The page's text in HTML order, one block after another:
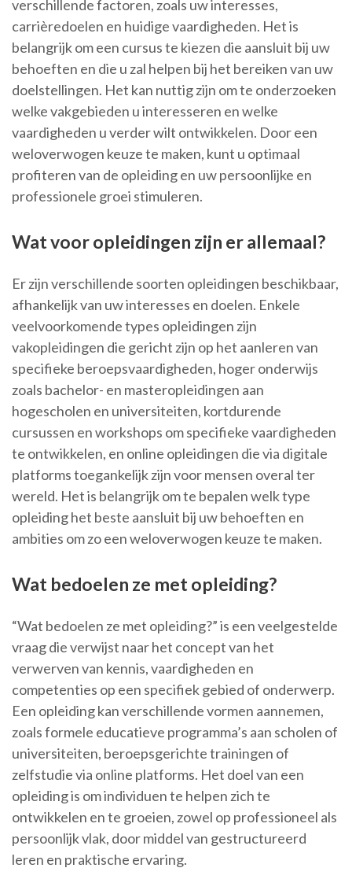
verschillende factoren, zoals uw interesses,
carrièredoelen en huidige vaardigheden. Het is
belangrijk om een cursus te kiezen die aansluit bij uw
behoeften en die u zal helpen bij het bereiken van uw
doelstellingen. Het kan nuttig zijn om te onderzoeken
welke vakgebieden u interesseren en welke
vaardigheden u verder wilt ontwikkelen. Door een
weloverwogen keuze te maken, kunt u optimaal
profiteren van de opleiding en uw persoonlijke en
professionele groei stimuleren.
Wat voor opleidingen zijn er allemaal?
Er zijn verschillende soorten opleidingen beschikbaar,
afhankelijk van uw interesses en doelen. Enkele
veelvoorkomende types opleidingen zijn
vakopleidingen die gericht zijn op het aanleren van
specifieke beroepsvaardigheden, hoger onderwijs
zoals bachelor- en masteropleidingen aan
hogescholen en universiteiten, kortdurende
cursussen en workshops om specifieke vaardigheden
te ontwikkelen, en online opleidingen die via digitale
platforms toegankelijk zijn voor mensen overal ter
wereld. Het is belangrijk om te bepalen welk type
opleiding het beste aansluit bij uw behoeften en
ambities om zo een weloverwogen keuze te maken.
Wat bedoelen ze met opleiding?
“Wat bedoelen ze met opleiding?” is een veelgestelde
vraag die verwijst naar het concept van het
verwerven van kennis, vaardigheden en
competenties op een specifiek gebied of onderwerp.
Een opleiding kan verschillende vormen aannemen,
zoals formele educatieve programma’s aan scholen of
universiteiten, beroepsgerichte trainingen of
zelfstudie via online platforms. Het doel van een
opleiding is om individuen te helpen zich te
ontwikkelen en te groeien, zowel op professioneel als
persoonlijk vlak, door middel van gestructureerd
leren en praktische ervaring.